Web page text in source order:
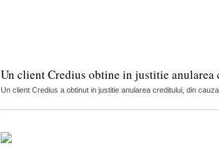
Un client Credius obtine in justitie
Un client Credius a obtinut in justitie anularea creditului, din